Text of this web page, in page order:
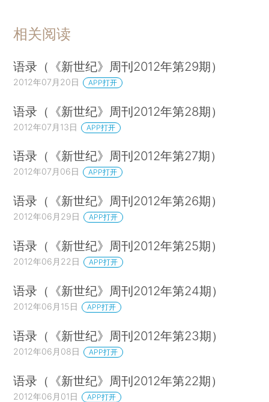
相关阅读
语录（《新世纪》周刊2012年第29期）
2012年07月20日 APP打开
语录（《新世纪》周刊2012年第28期）
2012年07月13日 APP打开
语录（《新世纪》周刊2012年第27期）
2012年07月06日 APP打开
语录（《新世纪》周刊2012年第26期）
2012年06月29日 APP打开
语录（《新世纪》周刊2012年第25期）
2012年06月22日 APP打开
语录（《新世纪》周刊2012年第24期）
2012年06月15日 APP打开
语录（《新世纪》周刊2012年第23期）
2012年06月08日 APP打开
语录（《新世纪》周刊2012年第22期）
2012年06月01日 APP打开